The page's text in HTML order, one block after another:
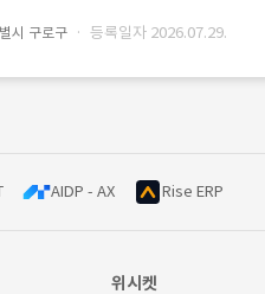
시 구로구 · 등록일자 2026.07.29.
AIDP - AX Rise ERP
위시켓